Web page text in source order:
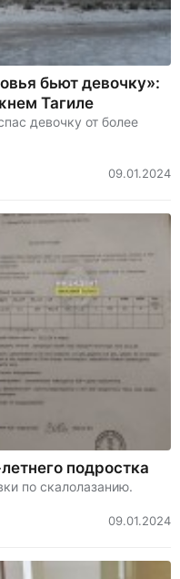
бьют девочку»:
Тагиле
девочку от более
09.01.2024
подростка
по скалолазанию.
09.01.2024